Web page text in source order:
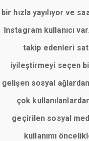
bir hızla yayılıyor ve
Instagram kullanıcı
takip edenleri
iyileştirmeyi seçen
gelişen sosyal
çok
geçirilen sosyal
kullanımı